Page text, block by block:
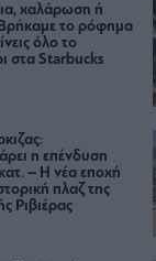
χαλάρωση ή
το ρόφημα
όλο το
στα Starbucks
η επένδυση
– Η νέα εποχή
πλαζ της
Ριβιέρας